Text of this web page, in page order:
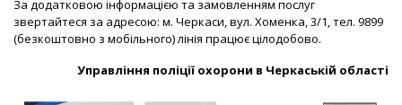
За додатковою інформацією та замовленням послуг
звертайтеся за адресою: м. Черкаси, вул. Хоменка, 3/1, тел. 9899
(безкоштовно з мобільного) лінія працює цілодобово.
Управління поліції охорони в Черкаській області